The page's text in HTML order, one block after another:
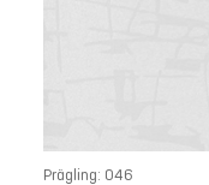
Prägling: 046